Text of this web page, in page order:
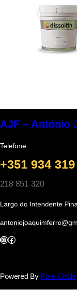
AJF – António
Telefone
+351 934
218 851 320
Largo do Intendente
InstagramFacebook
Powered By Pure Circle